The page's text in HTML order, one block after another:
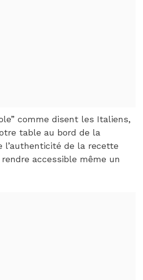
comme disent les Italiens,
table au bord de la
l’authenticité de la recette
accessible même un